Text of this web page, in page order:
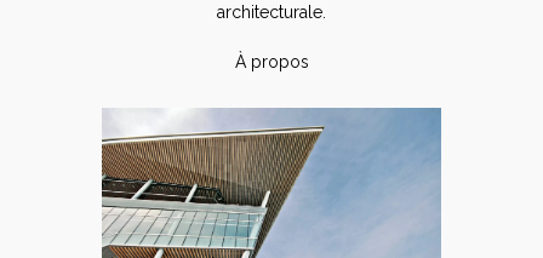
architecturale.
À propos